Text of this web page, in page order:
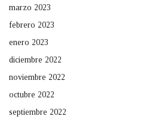
marzo 2023
febrero 2023
enero 2023
diciembre 2022
noviembre 2022
octubre 2022
septiembre 2022